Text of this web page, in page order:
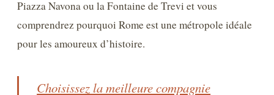
Piazza Navona ou la Fontaine de Trevi et vous
comprendrez pourquoi Rome est une métropole idéale
pour les amoureux d’histoire.
Choisissez la meilleure compagnie